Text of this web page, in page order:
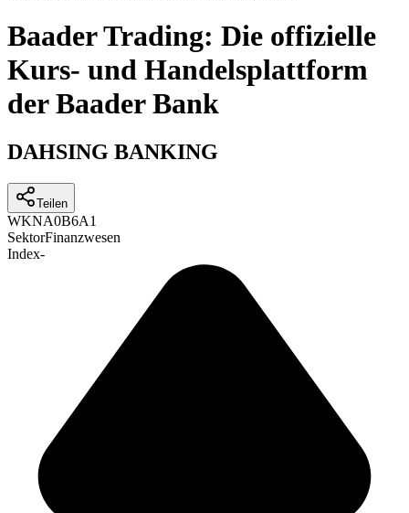
Baader Trading: Die offizielle
Kurs- und Handelsplattform
der Baader Bank
DAHSING BANKING
Teilen
WKNA0B6A1
SektorFinanzwesen
Index-